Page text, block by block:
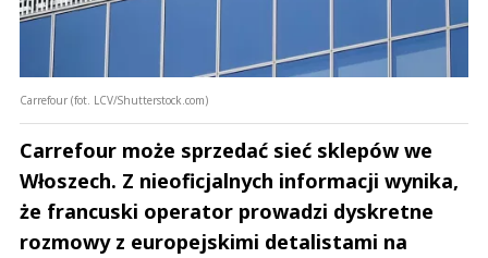
Carrefour (fot. LCV/Shutterstock.com)
Carrefour może sprzedać sieć sklepów we
Włoszech. Z nieoficjalnych informacji wynika,
że francuski operator prowadzi dyskretne
rozmowy z europejskimi detalistami na